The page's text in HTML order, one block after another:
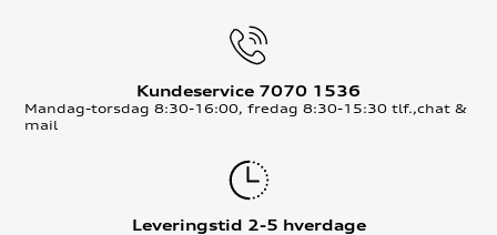
Kundeservice 7070 1536
Mandag-torsdag 8:30-16:00, fredag 8:30-15:30 tlf.,chat &
mail
Leveringstid 2-5 hverdage